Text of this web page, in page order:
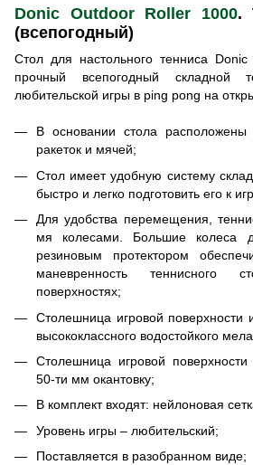
Donic Outdoor Roller 1000.
(всепогодный)
Стол для настольного тенниса
прочный всепогодный складной
любительской игры в ping pong на
В основании стола
ракеток и мячей;
Стол имеет удобную систему
быстро и легко подготовить его к
Для удобства перемещения,
мя колесами. Большие колеса
резиновым протектором
маневренность теннисного
поверхностях;
Столешница игровой поверхности
высококлассного водостойкого
Столешница игровой
50-ти мм окантовку;
В комплект входят: нейлоновая
Уровень игры – любительский;
Поставляется в разобранном виде;